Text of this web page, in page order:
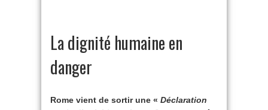
La dignité humaine en
danger
Rome vient de sortir une « Déclaration